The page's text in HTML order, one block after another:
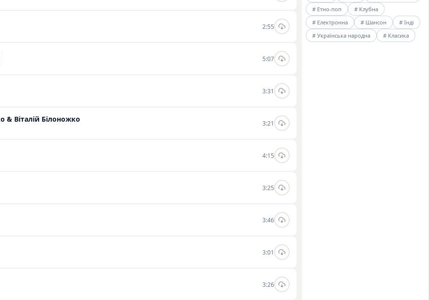
2:55
5:07
3:31
& Віталій Білоножко 3:21
4:15
3:25
3:46
3:01
3:26
# Етно-поп
# Клубна
# Електронна
# Шансон
# Інді
# Українська народна
# Класика